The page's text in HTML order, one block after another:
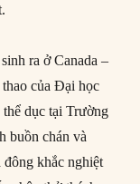
ra ở Canada –
của Đại học
dục tại Trường
buồn chán và
đông khắc nghiệt